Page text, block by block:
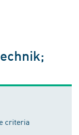
criteria